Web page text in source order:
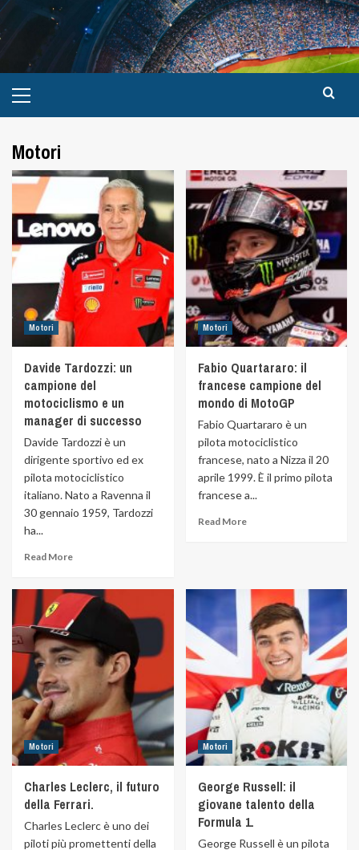
Motori
Motori
Davide Tardozzi: un
campione del
motociclismo e un
manager di successo
Davide Tardozzi è un
dirigente sportivo ed ex
pilota motociclistico
italiano. Nato a Ravenna il
30 gennaio 1959, Tardozzi
ha...
Read More
Motori
Fabio Quartararo: il
francese campione del
mondo di MotoGP
Fabio Quartararo è un
pilota motociclistico
francese, nato a Nizza il 20
aprile 1999. È il primo pilota
francese a...
Read More
Motori
Charles Leclerc, il futuro
della Ferrari.
Charles Leclerc è uno dei
piloti più promettenti della
Motori
George Russell: il
giovane talento della
Formula 1.
George Russell è un pilota